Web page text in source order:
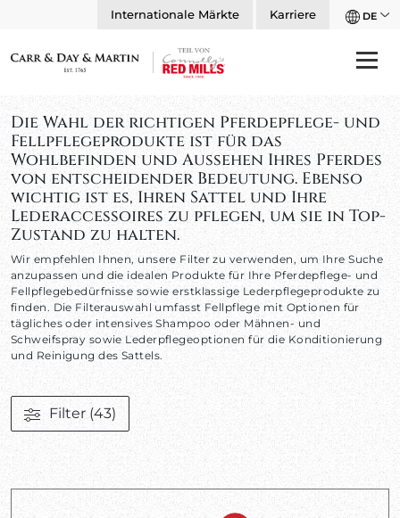
Internationale Märkte Karriere DE
Die Wahl der richtigen Pferdepflege- und
Fellpflegeprodukte ist für das
Wohlbefinden und Aussehen Ihres Pferdes
von entscheidender Bedeutung. Ebenso
wichtig ist es, Ihren Sattel und Ihre
Lederaccessoires zu pflegen, um sie in Top-
Zustand zu halten.
Wir empfehlen Ihnen, unsere Filter zu verwenden, um Ihre Suche
anzupassen und die idealen Produkte für Ihre Pferdepflege- und
Fellpflegebedürfnisse sowie erstklassige Lederpflegeprodukte zu
finden. Die Filterauswahl umfasst Fellpflege mit Optionen für
tägliches oder intensives Shampoo oder Mähnen- und
Schweifspray sowie Lederpflegeoptionen für die Konditionierung
und Reinigung des Sattels.
Filter (43)